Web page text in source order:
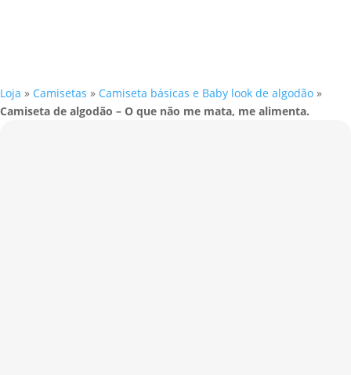
Loja » Camisetas » Camiseta básicas e Baby look de algodão »
Camiseta de algodão – O que não me mata, me alimenta.